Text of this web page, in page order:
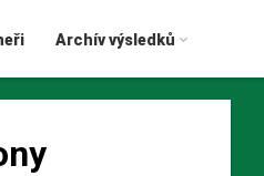
Archív výsledků